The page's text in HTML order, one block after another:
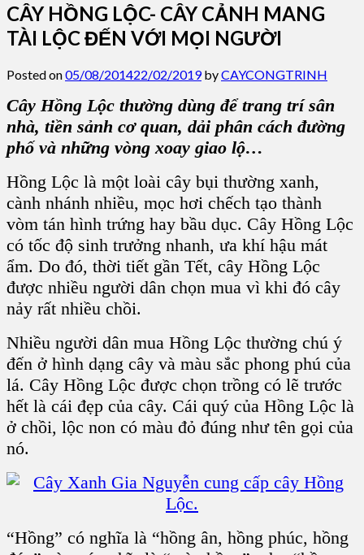
CÂY HỒNG LỘC- CÂY CẢNH MANG
TÀI LỘC ĐẾN VỚI MỌI NGƯỜI
Posted on05/08/201422/02/2019byCAYCONGTRINH
Cây Hồng Lộc thường dùng để trang trí sân
nhà, tiền sảnh cơ quan, dải phân cách đường
phố và những vòng xoay giao lộ…
Hồng Lộc là một loài cây bụi thường xanh,
cành nhánh nhiều, mọc hơi chếch tạo thành
vòm tán hình trứng hay bầu dục. Cây Hồng Lộc
có tốc độ sinh trưởng nhanh, ưa khí hậu mát
ẩm. Do đó, thời tiết gần Tết, cây Hồng Lộc
được nhiều người dân chọn mua vì khi đó cây
nảy rất nhiều chồi.
Nhiều người dân mua Hồng Lộc thường chú ý
đến ở hình dạng cây và màu sắc phong phú của
lá. Cây Hồng Lộc được chọn trồng có lẽ trước
hết là cái đẹp của cây. Cái quý của Hồng Lộc là
ở chồi, lộc non có màu đỏ đúng như tên gọi của
nó.
“Hồng” có nghĩa là “hồng ân, hồng phúc, hồng